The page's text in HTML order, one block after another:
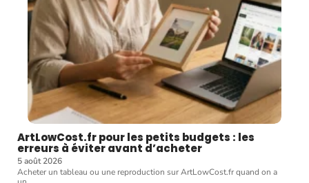
ArtLowCost.fr pour les petits budgets : les
erreurs à éviter avant d’acheter
5 août 2026
Acheter un tableau ou une reproduction sur ArtLowCost.fr quand on a